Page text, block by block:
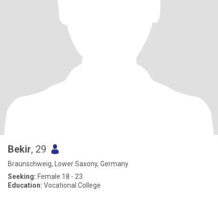
Bekir, 29
Braunschweig, Lower Saxony, Germany
Seeking: Female 18 - 23
Education: Vocational College